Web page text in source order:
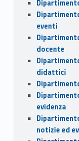
eventi
docente
didattici
evidenza
notizie ed